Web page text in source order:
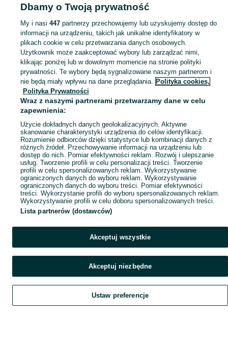
Popularne wyszukiwania
operator cnc poidło dla drobiu zamienię łóżko polowe
Skorzystaj z największego serwisu ogłoszeniowego - Skidziń i okolice! Kupuj to, czego pragniesz i sprzedawaj to, czego już nie potrzebujesz! Zobacz
Mapa kategorii
Mapa miejscowości
Szukaj Obserwujesz Dodaj Czat Konto
Dbamy o Twoją prywatność
My i nasi 447partnerzy przechowujemy lub uzyskujemy dostęp do
informacji na urządzeniu, takich jak unikalne identyfikatory w
plikach cookie w celu przetwarzania danych osobowych.
Użytkownik może zaakceptować wybory lub zarządzać nimi,
klikając poniżej lub w dowolnym momencie na stronie polityki
prywatności. Te wybory będą sygnalizowane naszym partnerom i
nie będą miały wpływu na dane przeglądania. Polityka cookies,
Polityka Prywatności
Wraz z naszymi partnerami przetwarzamy dane w celu
zapewnienia:
Użycie dokładnych danych geolokalizacyjnych. Aktywne
skanowanie charakterystyki urządzenia do celów identyfikacji.
Rozumienie odbiorców dzięki statystyce lub kombinacji danych z
różnych źródeł. Przechowywanie informacji na urządzeniu lub
dostęp do nich. Pomiar efektywności reklam. Rozwój i ulepszanie
usług. Tworzenie profili w celu personalizacji treści. Tworzenie
profili w celu spersonalizowanych reklam. Wykorzystywanie
ograniczonych danych do wyboru reklam. Wykorzystywanie
ograniczonych danych do wyboru treści. Pomiar efektywności
treści. Wykorzystanie profili do wyboru spersonalizowanych reklam.
Wykorzystywanie profili w celu doboru spersonalizowanych treści.
Lista partnerów (dostawców)
Akceptuj wszystkie
Akceptuj niezbędne
Ustaw preferencje